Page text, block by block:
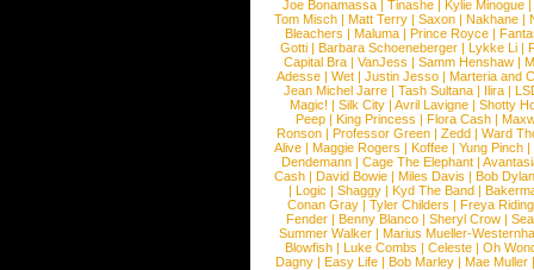
Joe Bonamassa | Tinashe | Kylie Minogue |
Tom Misch |Matt Terry |Saxon |Nakhane |
Bleachers | Maluma | Prince Royce |
Gotti |Barbara Schoeneberger |Lykke Li |
Capital Bra |VanJess |Samm Henshaw |
Adesse |Wet |Justin Jesso |Marteria and
Jean Michel Jarre |Tash Sultana | Ilira |
Magic! | Silk City | Avril Lavigne | Shotty
Peep |King Princess |Flora Cash |
Ronson |Professor Green |Zedd |Ward
Alive |Maggie Rogers |Koffee |Yung Pinch |
Dendemann |Cage The Elephant |
Cash | David Bowie | Miles Davis | Bob Dylan
|Logic |Shaggy |Kyd The Band |
Conan Gray |Tyler Childers |Freya
Fender |Benny Blanco |Sheryl Crow |
Summer Walker |Marius Mueller-
Blowfish | Luke Combs | Celeste | Oh
Dagny |Easy Life |Bob Marley |Mae Muller